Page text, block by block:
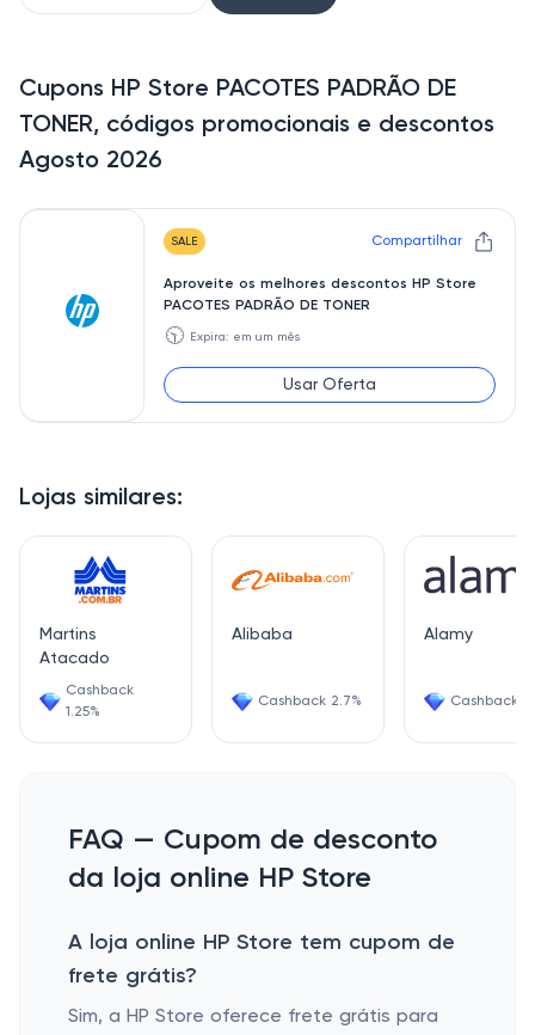
Lojas similares:
Martins
Atacado
Cashback
1.25%
Alibaba
Cashback 2.7%
Alamy
Cashback
Cupons HP Store PACOTES PADRÃO DE
TONER, códigos promocionais e descontos
Agosto 2026
SALE Compartilhar
Aproveite os melhores descontos HP Store
PACOTES PADRÃO DE TONER
🕥 Expira: em um mês
Usar Oferta
FAQ — Cupom de desconto
da loja online HP Store
A loja online HP Store tem cupom de
frete grátis?
Sim, a HP Store oferece frete grátis para